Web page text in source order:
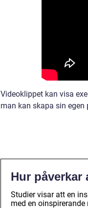
Videoklippet kan visa
man kan skapa sin egen
Hur
Studier visar att en
med en